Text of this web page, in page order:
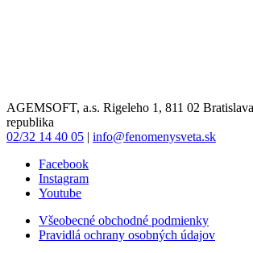
AGEMSOFT, a.s. Rigeleho 1, 811 02
republika
02/32 14 40 05 | info@fenomenysveta.sk
Facebook
Instagram
Youtube
Všeobecné obchodné podmienky
Pravidlá ochrany osobných údajov